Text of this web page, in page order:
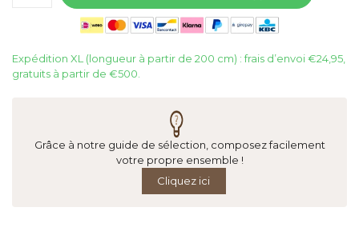
Expédition XL (longueur à partir de 200 cm) : frais d’envoi €24,95,
gratuits à partir de €500.
Grâce à notre guide de sélection, composez facilement
votre propre ensemble !
Cliquez ici